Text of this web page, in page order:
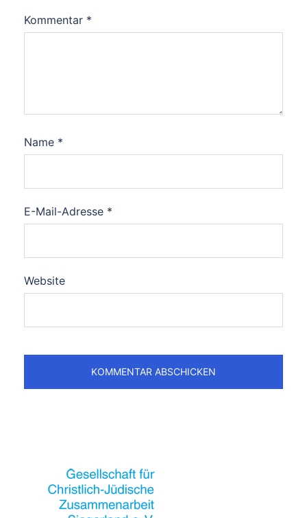
Kommentar *
Name *
E-Mail-Adresse *
Website